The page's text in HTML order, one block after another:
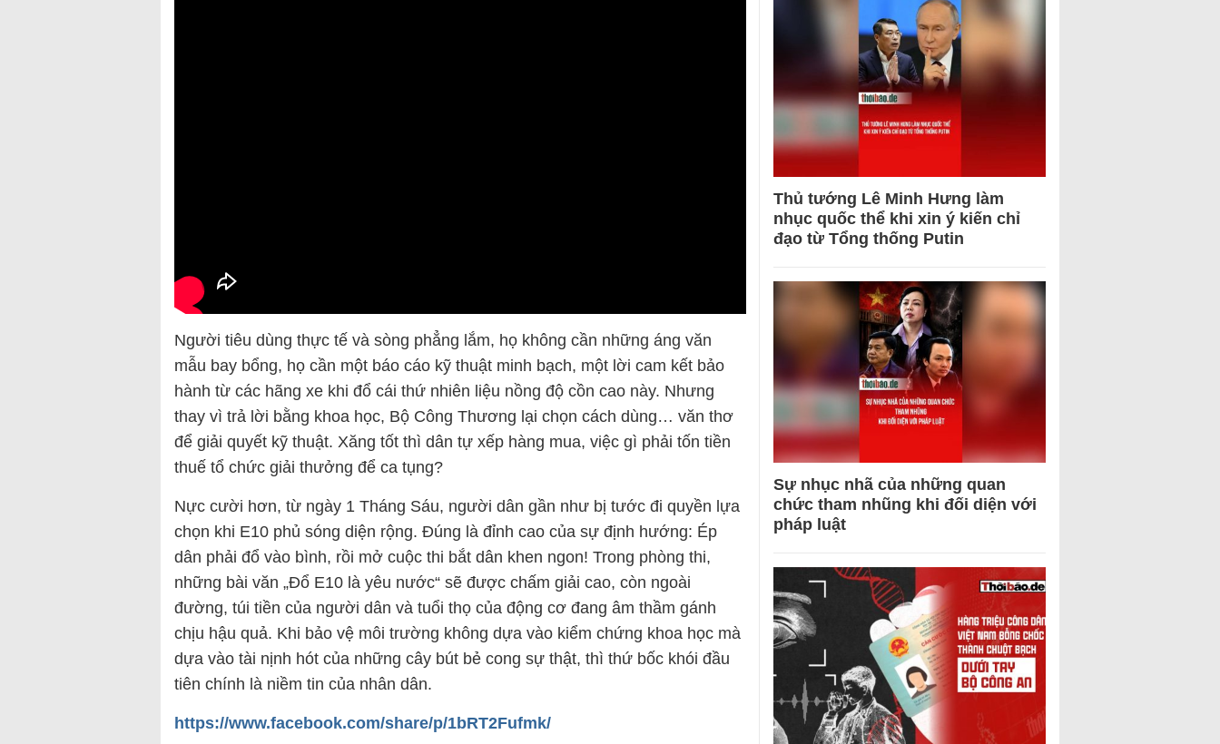
Người tiêu dùng thực tế và sòng phẳng lắm, họ không cần những áng văn
mẫu bay bổng, họ cần một báo cáo kỹ thuật minh bạch, một lời cam kết bảo
hành từ các hãng xe khi đổ cái thứ nhiên liệu nồng độ cồn cao này. Nhưng
thay vì trả lời bằng khoa học, Bộ Công Thương lại chọn cách dùng… văn thơ
để giải quyết kỹ thuật. Xăng tốt thì dân tự xếp hàng mua, việc gì phải tốn tiền
thuế tổ chức giải thưởng để ca tụng?
Nực cười hơn, từ ngày 1 Tháng Sáu, người dân gần như bị tước đi quyền lựa
chọn khi E10 phủ sóng diện rộng. Đúng là đỉnh cao của sự định hướng: Ép
dân phải đổ vào bình, rồi mở cuộc thi bắt dân khen ngon! Trong phòng thi,
những bài văn „Đổ E10 là yêu nước“ sẽ được chấm giải cao, còn ngoài
đường, túi tiền của người dân và tuổi thọ của động cơ đang âm thầm gánh
chịu hậu quả. Khi bảo vệ môi trường không dựa vào kiểm chứng khoa học mà
dựa vào tài nịnh hót của những cây bút bẻ cong sự thật, thì thứ bốc khói đầu
tiên chính là niềm tin của nhân dân.
https://www.facebook.com/share/p/1bRT2Fufmk/
Thủ tướng Lê Minh Hưng làm
nhục quốc thể khi xin ý kiến chỉ
đạo từ Tổng thống Putin
Sự nhục nhã của những quan
chức tham nhũng khi đối diện với
pháp luật